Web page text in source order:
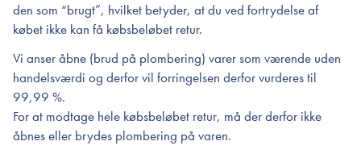
den som “brugt”, hvilket betyder, at du ved fortrydelse af
købet ikke kan få købsbeløbet retur.
Vi anser åbne (brud på plombering) varer som værende uden
handelsværdi og derfor vil forringelsen derfor vurderes til
99,99 %.
For at modtage hele købsbeløbet retur, må der derfor ikke
åbnes eller brydes plombering på varen.